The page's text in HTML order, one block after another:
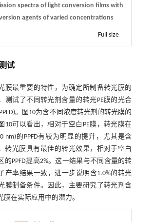
spectra of light conversion films with
agents of varied concentrations
Full size
试
膜最重要的特性，为确定所制备转光膜的
测试了不同转光剂含量的转光PE膜的光合
。
图10为含不同浓度转光剂的转光膜的
10可以看出，相对于空白PE膜，转光膜在
nm)的PPFD有较为明显的提升，尤其是含
转光膜具有最佳的转光效果，相对于空白
的PPFD提高2%。这一结果与不同含量的转
产率结果一致，进一步说明含1.0%的转光
膜制备条件。因此，主要研究了转光剂含
膜在实际应用中的潜力。